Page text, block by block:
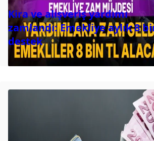
Kira ve alışveriş yardımı
zamlandı: Emekliye aylık 8
destek